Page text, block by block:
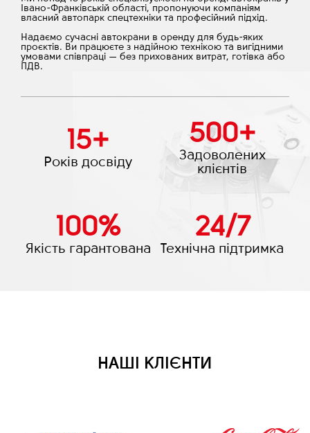
Івано-Франківській області, пропонуючи компаніям
власний автопарк спецтехніки та професійний підхід.
Надаємо сучасні автокрани в оренду для будь-яких
проєктів. Ви працюєте з надійною технікою та вигідними
умовами співпраці — без прихованих витрат, готівка або
ПДВ.
15+
Років досвіду
500+
Задоволених
клієнтів
100%
Якість гарантована
24/7
Технічна підтримка
НАШІ КЛІЄНТИ